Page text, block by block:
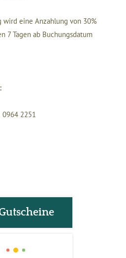
wird eine Anzahlung von 30%
7 Tagen ab Buchungsdatum
0964 2251